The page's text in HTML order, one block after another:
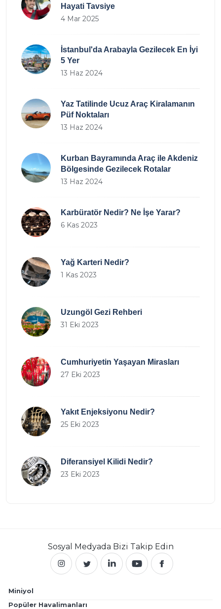
Hayati Tavsiye
4 Mar 2025
İstanbul'da Arabayla Gezilecek En İyi
5 Yer
13 Haz 2024
Yaz Tatilinde Ucuz Araç Kiralamanın
Püf Noktaları
13 Haz 2024
Kurban Bayramında Araç ile Akdeniz
Bölgesinde Gezilecek Rotalar
13 Haz 2024
Karbüratör Nedir? Ne İşe Yarar?
6 Kas 2023
Yağ Karteri Nedir?
1 Kas 2023
Uzungöl Gezi Rehberi
31 Eki 2023
Cumhuriyetin Yaşayan Mirasları
27 Eki 2023
Yakıt Enjeksiyonu Nedir?
25 Eki 2023
Diferansiyel Kilidi Nedir?
23 Eki 2023
Sosyal Medyada Bizi Takip Edin
Miniyol
Popüler Havalimanları